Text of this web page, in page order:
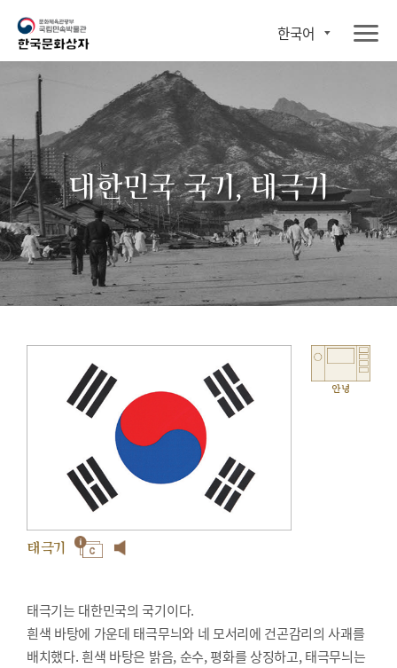
한국어
대한민국 국기, 태극기
태극기
안녕
태극기는 대한민국의 국기이다.
흰색 바탕에 가운데 태극무늬와 네 모서리에 건곤감리의 사괘를
배치했다. 흰색 바탕은 밝음, 순수, 평화를 상징하고, 태극무늬는